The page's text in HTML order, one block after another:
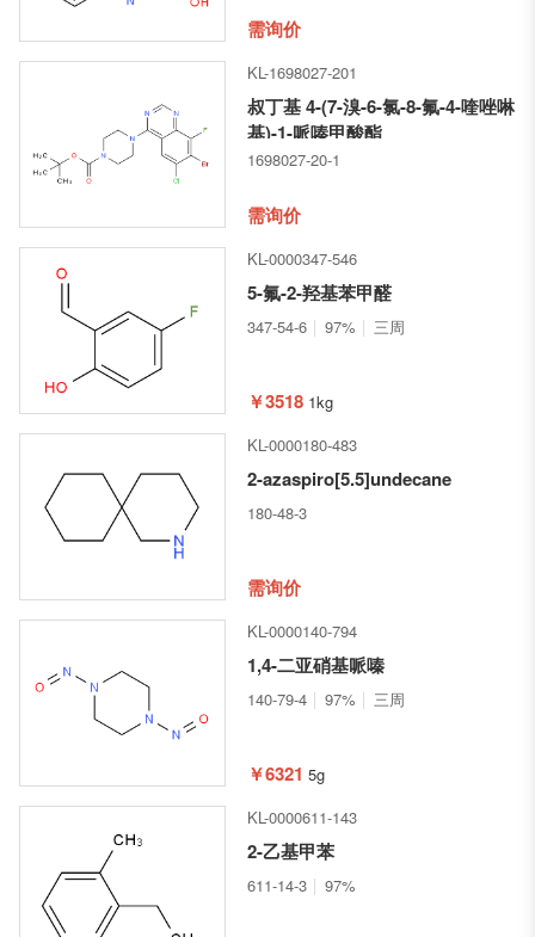
需询价
KL-1698027-201
叔丁基 4-(7-溴-6-氯-8-氟-4-喹唑啉
基)-1-哌嗪甲酸酯
1698027-20-1
需询价
KL-0000347-546
5-氟-2-羟基苯甲醛
347-54-6 97% 三周
￥3518 1kg
KL-0000180-483
2-azaspiro[5.5]undecane
180-48-3
需询价
KL-0000140-794
1,4-二亚硝基哌嗪
140-79-4 97% 三周
￥6321 5g
KL-0000611-143
2-乙基甲苯
611-14-3 97%